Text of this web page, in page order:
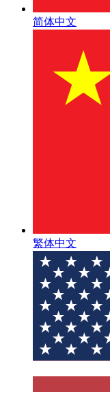
简体中文
繁体中文